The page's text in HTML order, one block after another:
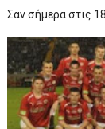
Σαν σήμερα στις